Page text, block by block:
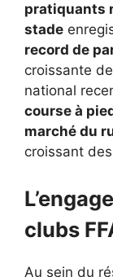
pratiquants
stade
record de
croissante
national
course à
marché du
croissant
clubs
Au sein du